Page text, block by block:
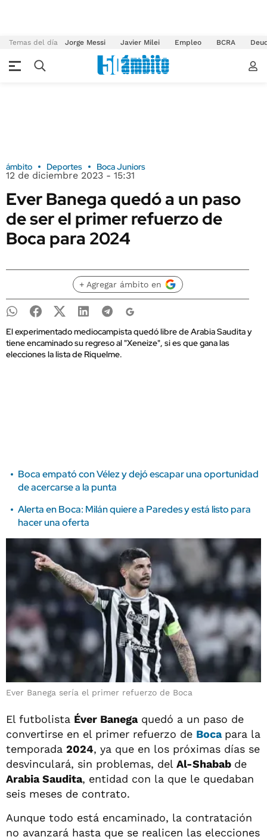
Temas del día Jorge Messi Javier Milei Empleo BCRA
ámbito Deportes Boca Juniors
12 de diciembre 2023 - 15:31
Ever Banega quedó a un paso
de ser el primer refuerzo de
Boca para 2024
+ Agregar ámbito en
El experimentado mediocampista quedó libre de Arabia Saudita y
tiene encaminado su regreso al "Xeneize", si es que gana las
elecciones la lista de Riquelme.
Boca empató con Vélez y dejó escapar una oportunidad
de acercarse a la punta
Alerta en Boca: Milán quiere a Paredes y está listo para
hacer una oferta
Ever Banega sería el primer refuerzo de Boca
El futbolista Éver Banegaquedó a un paso de
convertirse en el primer refuerzo de Boca para la
temporada 2024, ya que en los próximas días se
desvinculará, sin problemas, del Al-Shabab de
Arabia Saudita, entidad con la que le quedaban
seis meses de contrato.
Aunque todo está encaminado, la contratación
no avanzará hasta que se realicen las elecciones